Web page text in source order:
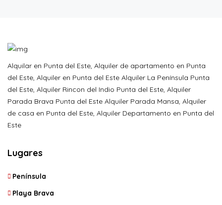
Alquilar en Punta del Este, Alquiler de apartamento en Punta
del Este, Alquiler en Punta del Este Alquiler La Península Punta
del Este, Alquiler Rincon del Indio Punta del Este, Alquiler
Parada Brava Punta del Este Alquiler Parada Mansa, Alquiler
de casa en Punta del Este, Alquiler Departamento en Punta del
Este
Lugares
Península
Playa Brava